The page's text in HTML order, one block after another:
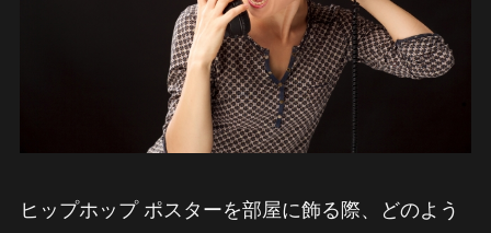
ヒップホップ ポスターを部屋に飾る際、どのよう